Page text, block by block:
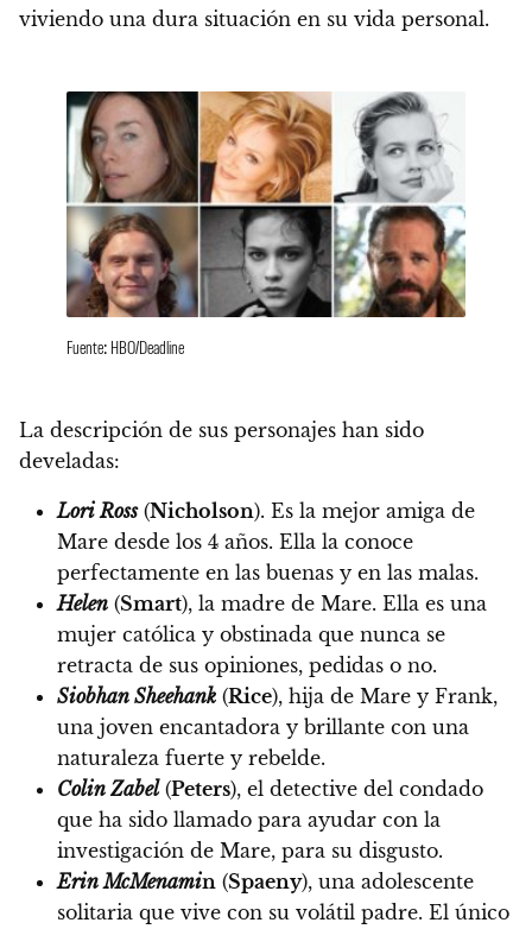
viviendo una dura situación en su vida personal.
Fuente: HBO/Deadline
La descripción de sus personajes han sido
develadas:
Lori Ross(Nicholson). Es la mejor amiga de
Mare desde los 4 años. Ella la conoce
perfectamente en las buenas y en las malas.
Helen (Smart), la madre de Mare. Ella es una
mujer católica y obstinada que nunca se
retracta de sus opiniones, pedidas o no.
Siobhan Sheehank (Rice), hija de Mare y Frank,
una joven encantadora y brillante con una
naturaleza fuerte y rebelde.
Colin Zabel(Peters), el detective del condado
que ha sido llamado para ayudar con la
investigación de Mare, para su disgusto.
Erin McMenamin (Spaeny), una adolescente
solitaria que vive con su volátil padre. El único